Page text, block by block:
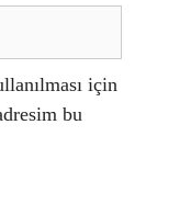
için
bu